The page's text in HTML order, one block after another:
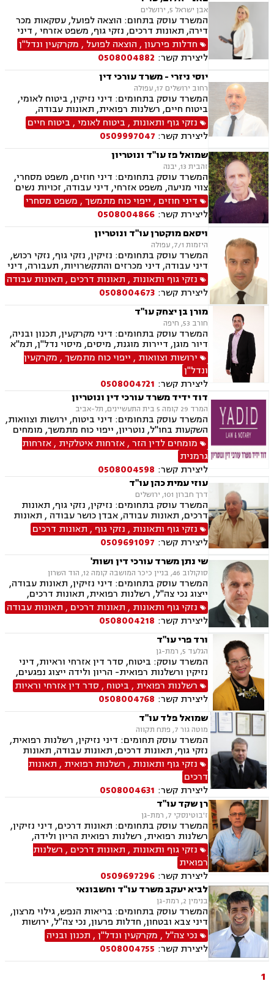
אבן ישראל 5, ירושלים
המשרד עוסק בתחום: הוצאה לפועל, עסקאות מכר
דירה, תאונות דרכים, נזקי גוף, משפט אזרחי , דיני
מקרקעין, דיני חוזים, דיני ביטוח, נזיקין, אבדן כושר
עבודה , הסכמי ממון, ירושות וצוואות, רשות מקרקעי
ישראל, נדל"ן, סדר דין אזרחי וראיות, תאונות
עבודה, נוטריון, ייפוי כוח מתמשך
חדלות פירעון, הוצאה לפועל , מקרקעין ונדל"ן
ליצירת קשר: 0508004882
יוסי ניזרי - משרד עורכי דין
רחוב ירושלים 17, עפולה
המשרד עוסק בתחומים: דיני נזיקין, ביטוח לאומי,
ביטוח חיים, רשלנות רפואית, תאונות עבודה,
תאונות דרכים, תאונות ספורט, נכי צה"ל, רשלנות
רפואית- הריון ולידה, דיני ביטוח, דיני עבודה,
פשיטת רגל, דיני חוזים ומסחר, סדר דין אזרחי
וראיות, דיני מקרקעין, מגשרים, אבדן כושר עבודה ,
אחריות מקצועית, ירושות וצוואות, לשון הרע, משפט
אזרחי, משרד הביטחון, נזקי גוף, תביעות גזזת.
נזקי גוף ותאונות , ביטוח לאומי, ביטוח חיים
ליצירת קשר: 0509997047
שמואל פז עו"ד ונוטריון
זהבית 13, יבנה
המשרד עוסק בתחומים: דיני חוזים, משפט מסחרי,
צווי מניעה, משפט אזרחי, דיני עבודה, זכויות נשים
בהריון, תביעות ביטוח ונזקי רכוש, ביטוח סיעודי,
דיני פנסיה, מקרקעין ונדל"ן, תכנון ובניה, דיור מוגן,
ליקויי בניה, עזקאות מכר דירה, פינוי מושכר, רשות
מקרקעי ישראל, צווי הריסה, דיני משפחה, ידועים
בציבור, אפוטרופסות, הסכמי ממון, גירושין, חלוקת
רכוש, מעמד אישי, דיני חברות, הוצאה לפועל,
מחיקת רישום פלילי, תעבורה, פש"ר, חדלות פירעון,
לשון הרע, ירושות וצוואות, נוטריון, נוטריון אנגלית
דיני חוזים , ייפוי כוח מתמשך, משפט מסחרי
ליצירת קשר: 0508004866
ויסאם מוקטרן עו"ד ונוטריון
היזמות 7/1, עפולה
המשרד עוסק בתחומים: נזיקין, נזקי גוף, נזקי רכוש,
דיני עבודה, דיני מכרזים והתקשרויות, תעבורה, דיני
חוזים, דיני ביטוח, דיני מקרקעין, רשלנות רפואית,
תאונות ספורט, סדר דין אזרחי וראיות, חוקתי
ומנהלי, גישור ובוררויות, ביטוח לאומי, תאונות
דרכים, תאונות עבודה, משרד הביטחון, נכי צה"ל,
לשון הרע, צווי מניעה, ירושות וצוואות, נוטריון,
רשלנות רפואית- הריון ולידה
נזקי גוף ותאונות , תאונות דרכים , תאונות עבודה
ליצירת קשר: 0508004673
מורן בן יצחק עו"ד
חורב 53, חיפה
המשרד עוסק בתחומים: דיני מקרקעין, תכנון ובניה,
דיור מוגן, דיירות מוגנת, מיסים, מיסוי נדל"ן, תמ"א
38, פינוי בינוי, דיני חוזים ומסחר, גישור ובוררויות,
דיני נזיקין, נזקי גוף, נכי צה"ל, אבדן כושר עבודה ,
דיני ביטוח, רשלנות רפואית, ירושות וצוואות,
ליטיגציה, לשון הרע, דיני עבודה
ירושות וצוואות , ייפוי כוח מתמשך, מקרקעין
ונדל"ן
ליצירת קשר: 0508004721
דוד ידיד משרד עורכי דין ונוטריון
המרד 29 קומה 5 בית התעשיינים, תל-אביב
המשרד עוסק בתחומים: דיני ביטוח, ירושות וצוואות,
השקעות בחו"ל, נוטריון, ייפוי כוח מתמשך, מומחים
לדין הזר, זכויות ניצולי שואה, אזרחות פורטוגלית,
אזרחות ספרדית, תביעות גזזת, ביטוח סיעודי,
נזיקין, נזקי גוף ורכוש, תאונות עבודה, תאונות
דרכים, תאונות תלמידים, תאונות ספורט
מומחים לדין הזר,אזרחות איטלקית ,אזרחות
גרמנית
ליצירת קשר: 0508004598
עוזי עמית כהן עו"ד
דרך חברון 101, ירושלים
המשרד עוסק בתחומים: נזיקין, נזקי גוף, תאונות
דרכים, תאונות עבודה, אבדן כושר עבודה , תאונות
עקב רשלנות, רשלנות רפואית, דיני ביטוח, ייפוי כוח
מתמשך, נוטריון
נזקי גוף ותאונות , נזקי גוף , תאונות דרכים
ליצירת קשר: 0509691097
שי נתן משרד עורכי דין ושות'
סוקולוב 46, בניין כיכר המושבה קומה 12, הוד השרון
המשרד עוסק בתחומים: דיני נזיקין, תאונות עבודה,
ייצוג נכי צה"ל, רשלנות רפואית, תאונות דרכים,
משרד הביטחון, לשון הרע, ירושות וצוואות, ייפוי כוח
מתמשך
נזקי גוף ותאונות , תאונות דרכים , תאונות עבודה
ליצירת קשר: 0508004218
ורד פרי עו"ד
הגלעד 5, רמת-גן
המשרד עוסק: ביטוח, סדר דין אזרחי וראיות, דיני
נזיקין ורשלנות רפואית- הריון ולידה ייצוג נפגעים,
תאונות דרכים, אובדן כושר עבודה, ביטוח חיים,
תאונות עבודה ואחריות מקצועית.
רשלנות רפואית , ביטוח , סדר דין אזרחי וראיות
ליצירת קשר: 0508004768
שמואל פלד עו"ד
מוטה גור 7, פתח תקווה
המשרד עוסק תחומים: דיני נזיקין, רשלנות רפואית,
נזקי גוף, תאונות דרכים, תאונות עבודה, תאונות
תלמידים, ביטוח חיים, אובדן כושר עבודה, ביטוח
סיעודי, נכי צה"ל, תביעות ביטוח, נזקי רכוש, דיני
עבודה, דיני פנסיה, פירוקים והקפאות הליכים,
מקרקעין ונדל"ן, עסקאות מכר דירה, הפקעות
מקרקעין, מיסוי מקרקעין, פינוי מושכר, ייפוי כוח
מתמשך, ירושות וצוואות, הסכמי ממון
נזקי גוף ותאונות , רשלנות רפואית , תאונות
דרכים
ליצירת קשר: 0508004631
רן שקד עו"ד
ז'בוטינסקי 7, רמת-גן
המשרד עוסק בתחומים: תאונות דרכים, דיני נזיקין,
רשלנות רפואית, רשלנות רפואית הריון ולידה,
ביטוח, תאונות עבודה, ייצוג נכי צה"ל, ירושות
וצוואות.
נזקי גוף ותאונות , תאונות דרכים , רשלנות
רפואית
ליצירת קשר: 0509697296
לביא יעקב משרד עו"ד וחשבונאי
בנימין 2, רמת-גן
המשרד עוסק בתחומים: בריאות הנפש, גילוי מרצון,
דיני צבא ובטחון, חדלות פרעון, נכי צה"ל, ירושות
וצוואות, רשויות מקומיות, לשון הרע, משרד הביטחון,
דיני עבודה, דיני ביטוח מיסים, דיני חוזים, חוקתי
ומנהלי, דיני מקרקעין, עסקאות מכר דירה
נכי צה"ל , מקרקעין ונדל"ן, תכנון ובניה
ליצירת קשר: 0508004755
1